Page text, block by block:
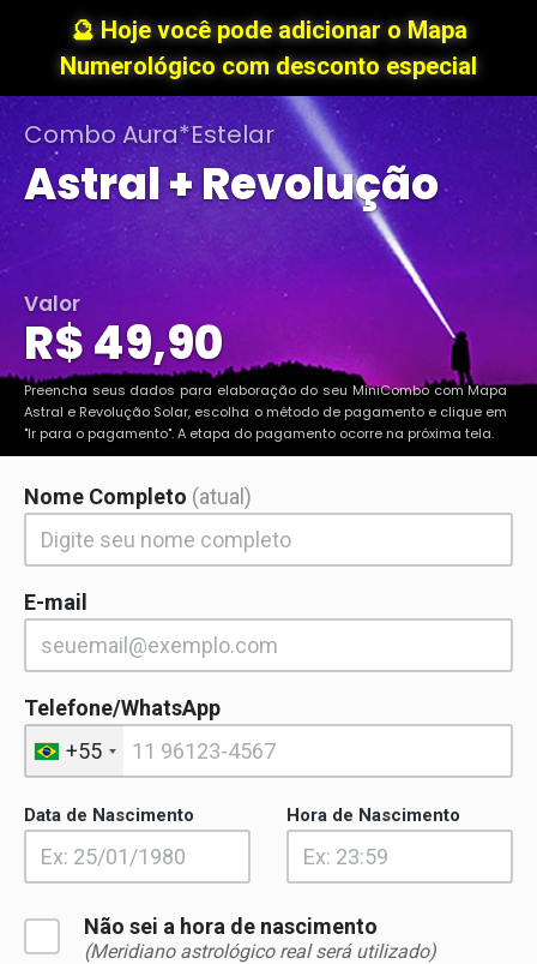
MiniCombo: Mapa Astral mais Revolução Solar da Aura
🔮 Hoje você pode adicionar o Mapa
Numerológico com desconto especial
Combo Aura*Estelar
Astral + Revolução
Valor
R$ 49,90
Preencha seus dados para elaboração do seu MiniCombo com Mapa
Astral e Revolução Solar, escolha o método de pagamento e clique em
"Ir para o pagamento". A etapa do pagamento ocorre na próxima tela.
Nome Completo (atual)
E-mail
Telefone/WhatsApp
+55
Data de Nascimento Hora de Nascimento
Não sei a hora de nascimento
(Meridiano astrológico real será utilizado)